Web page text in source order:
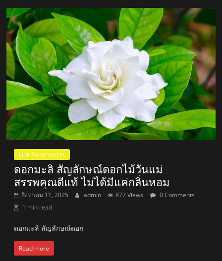
Link Supersecret
ดอกมะลิ สัญลักษณ์ดอกไม้วันแม่
สรรพคุณดีแท้ ไม่ได้มีแค่กลิ่นหอม
สิงหาคม 11, 2025 admin 877 Views
0 Comments
1 min read
ดอกมะลิ สัญลักษณ์ดอก
Read more